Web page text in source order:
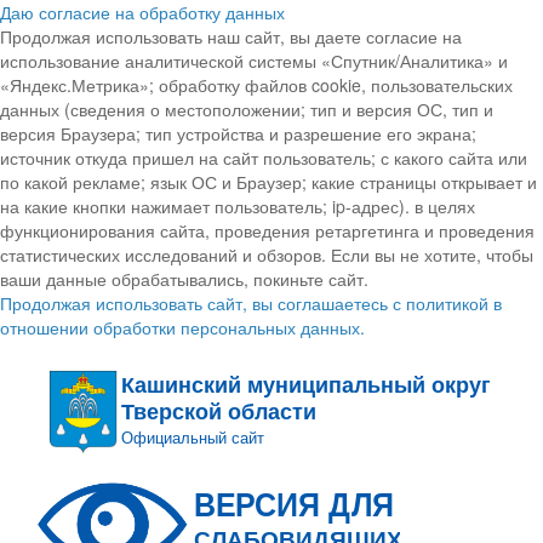
Даю согласие на обработку данных
Продолжая использовать наш сайт, вы даете согласие на
использование аналитической системы «Спутник/Аналитика» и
«Яндекс.Метрика»; обработку файлов cookie, пользовательских
данных (сведения о местоположении; тип и версия ОС, тип и
версия Браузера; тип устройства и разрешение его экрана;
источник откуда пришел на сайт пользователь; с какого сайта или
по какой рекламе; язык ОС и Браузер; какие страницы открывает и
на какие кнопки нажимает пользователь; ip-адрес). в целях
функционирования сайта, проведения ретаргетинга и проведения
статистических исследований и обзоров. Если вы не хотите, чтобы
ваши данные обрабатывались, покиньте сайт.
Продолжая использовать сайт, вы соглашаетесь с политикой в
отношении обработки персональных данных.